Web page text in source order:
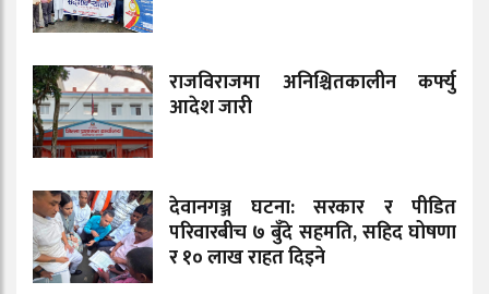
राजविराजमा अनिश्चितकालीन कर्फ्यु
आदेश जारी
देवानगञ्ज घटना: सरकार र पीडित
परिवारबीच ७ बुँदे सहमति, सहिद घोषणा
र १० लाख राहत दिइने